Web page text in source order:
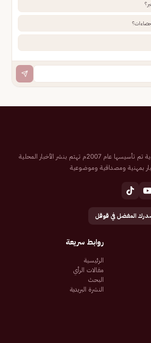
صحيفة إلكترونية سعودية تم تأسيسها عام 2007م تهتم بنشر الأخبار المحلية
بمهنية ومصداقية وموضوعية
المفضل في قوقل
روابط سريعة
الرئيسية
مقالات الرأي
البحث
النشرة البريدية